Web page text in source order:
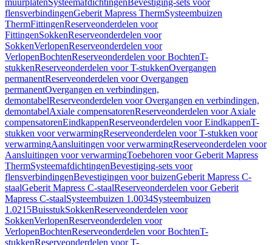
muurplatenSysteemafdichtingenBevestiging-sets voor
flensverbindingenGeberit Mapress ThermSysteembuizen
ThermFittingenReserveonderdelen voor
FittingenSokkenReserveonderdelen voor
SokkenVerlopenReserveonderdelen voor
VerlopenBochtenReserveonderdelen voor BochtenT-
stukkenReserveonderdelen voor T-stukkenOvergangen
permanentReserveonderdelen voor Overgangen
permanentOvergangen en verbindingen,
demontabelReserveonderdelen voor Overgangen en verbindingen,
demontabelAxiale compensatorenReserveonderdelen voor Axiale
compensatorenEindkappenReserveonderdelen voor EindkappenT-
stukken voor verwarmingReserveonderdelen voor T-stukken voor
verwarmingAansluitingen voor verwarmingReserveonderdelen voor
Aansluitingen voor verwarmingToebehoren voor Geberit Mapress
ThermSysteemafdichtingenBevestiging-sets voor
flensverbindingenBevestigingen voor buizenGeberit Mapress C-
staalGeberit Mapress C-staalReserveonderdelen voor Geberit
Mapress C-staalSysteembuizen 1.0034Systeembuizen
1.0215BuisstukSokkenReserveonderdelen voor
SokkenVerlopenReserveonderdelen voor
VerlopenBochtenReserveonderdelen voor BochtenT-
stukkenReserveonderdelen voor T-